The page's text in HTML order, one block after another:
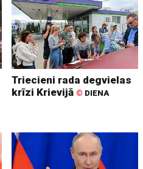
Triecieni rada degvielas
krīzi Krievijā © DIENA